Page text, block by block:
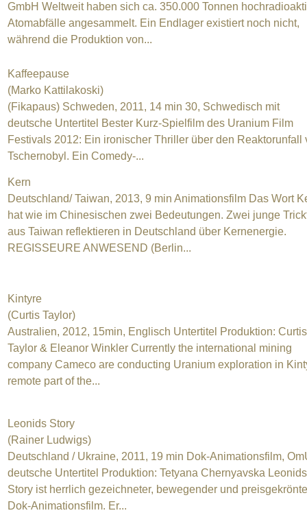
GmbH Weltweit haben sich ca. 350.000 Tonnen
Atomabfälle angesammelt. Ein Endlager existiert noch nicht,
während die Produktion von...
Kaffeepause
(Marko Kattilakoski)
(Fikapaus) Schweden, 2011, 14 min 30, Schwedisch mit
deutsche Untertitel Bester Kurz-Spielfilm des Uranium Film
Festivals 2012: Ein ironischer Thriller über den Reaktorunfall
Tschernobyl. Ein Comedy-...
Kern
Deutschland/ Taiwan, 2013, 9 min Animationsfilm Das Wort
hat wie im Chinesischen zwei Bedeutungen. Zwei junge
aus Taiwan reflektieren in Deutschland über Kernenergie.
REGISSEURE ANWESEND (Berlin...
Kintyre
(Curtis Taylor)
Australien, 2012, 15min, Englisch Untertitel Produktion: Curtis
Taylor & Eleanor Winkler Currently the international mining
company Cameco are conducting Uranium exploration in
remote part of the...
Leonids Story
(Rainer Ludwigs)
Deutschland / Ukraine, 2011, 19 min Dok-Animationsfilm,
deutsche Untertitel Produktion: Tetyana Chernyavska Leonids
Story ist herrlich gezeichneter, bewegender und
Dok-Animationsfilm. Er...